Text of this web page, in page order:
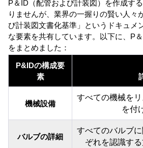
P＆ID（配管および計装図）を作成す
りませんが、業界の一握りの賢い人々
び計装図文書化基準」というドキュメ
な要素を共有しています。以下に、P
をまとめました：
P&IDの構成要
素
機械設備
すべての機械を
を付
バルブの詳細
すべてのバルブ
ぞれを認識する